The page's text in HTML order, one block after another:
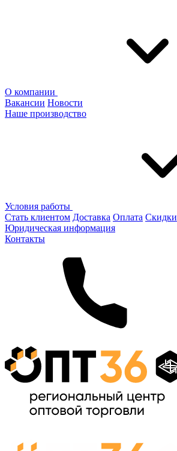
О компании
Вакансии Новости
Наше производство
Условия работы
Стать клиентом Доставка Оплата Скидки
Юридическая информация
Контакты